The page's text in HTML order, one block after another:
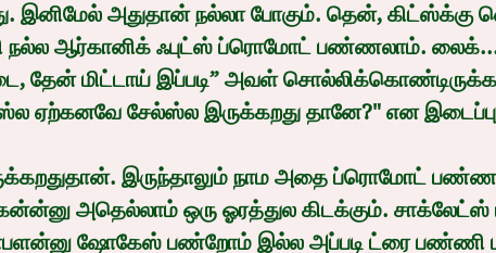
இனிமேல் அதுதான் நல்லா போகும். தென்,
நல்ல ஆர்கானிக் ஃபுட்ஸ் ப்ரொமோட் பண்ணலாம்.
தேன் மிட்டாய் இப்படி” அவள்
ஏற்கனவே சேல்ஸ்ல இருக்கறது தானே?" என
அதெல்லாம் ஒரு ஓரத்துல கிடக்கும். சாக்லேட்ஸ்
ஷோகேஸ் பண்றோம் இல்ல அப்படி ட்ரை பண்ணி